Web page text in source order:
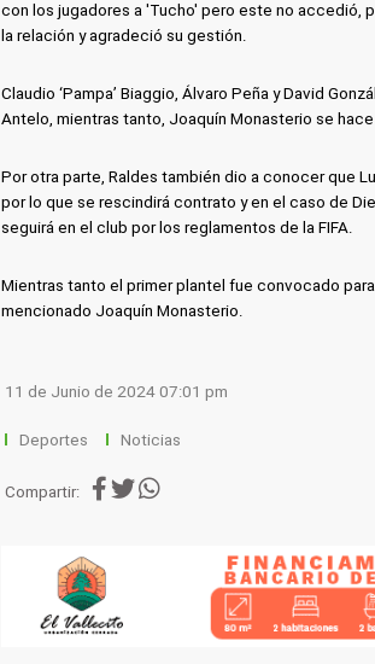
con los jugadores a 'Tucho' pero este no accedió,
la relación y agradeció su gestión.
Claudio ‘Pampa’ Biaggio, Álvaro Peña y David
Antelo, mientras tanto, Joaquín Monasterio se
Por otra parte, Raldes también dio a conocer que
por lo que se rescindirá contrato y en el caso de
seguirá en el club por los reglamentos de la FIFA.
Mientras tanto el primer plantel fue convocado
mencionado Joaquín Monasterio.
11 de Junio de 2024 07:01 pm
Deportes Noticias
Compartir: